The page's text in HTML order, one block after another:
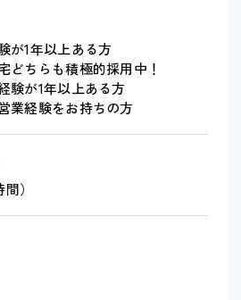
が1年以上ある方
ちらも積極的採用中！
験が1年以上ある方
業経験をお持ちの方
）